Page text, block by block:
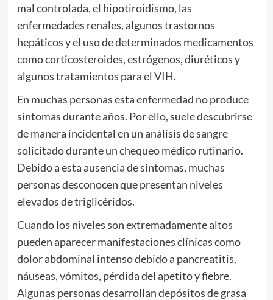
mal controlada, el hipotiroidismo, las
enfermedades renales, algunos trastornos
hepáticos y el uso de determinados medicamentos
como corticosteroides, estrógenos, diuréticos y
algunos tratamientos para el VIH.
En muchas personas esta enfermedad no produce
síntomas durante años. Por ello, suele descubrirse
de manera incidental en un análisis de sangre
solicitado durante un chequeo médico rutinario.
Debido a esta ausencia de síntomas, muchas
personas desconocen que presentan niveles
elevados de triglicéridos.
Cuando los niveles son extremadamente altos
pueden aparecer manifestaciones clínicas como
dolor abdominal intenso debido a pancreatitis,
náuseas, vómitos, pérdida del apetito y fiebre.
Algunas personas desarrollan depósitos de grasa